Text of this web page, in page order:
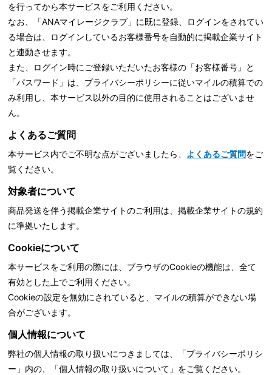
を行ってから本サービスをご利用ください。
なお、「ANAマイレージクラブ」に既に登録、ログインをされてい
る場合は、ログインしているお客様番号を自動的に掲載企業サイト
と連動させます。
また、ログイン時にご登録いただいたお客様の「お客様番号」と
「パスワード」は、 プライバシーポリシーに従いマイルの積算での
み利用し、本サービス以外の目的に使用されることはございませ
ん。
よくあるご質問
本サービス内でご不明な点がございましたら、 よくあるご質問をご
覧ください。
対象者について
商品発送を伴う掲載企業サイトのご利用は、掲載企業サイトの規約
に準拠いたします。
Cookieについて
本サービスをご利用の際には、ブラウザのCookieの機能は、全て
有効とした上でご利用ください。
Cookieの設定を無効にされていると、マイルの積算ができない場
合がございます。
個人情報について
弊社の個人情報の取り扱いにつきましては、「プライバシーポリシ
ー」内の、「個人情報の取り扱いについて」をご覧ください。